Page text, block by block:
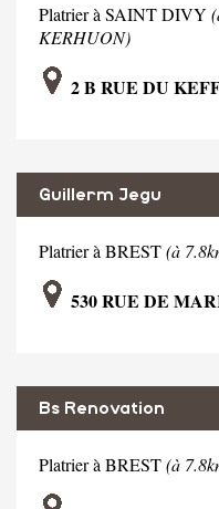
Platrier à SAINT DIVY
KERHUON)
2 B RUE DU
Guillerm Jegu
Platrier à BREST(à
530 RUE DE
Bs Renovation
Platrier à BREST(à